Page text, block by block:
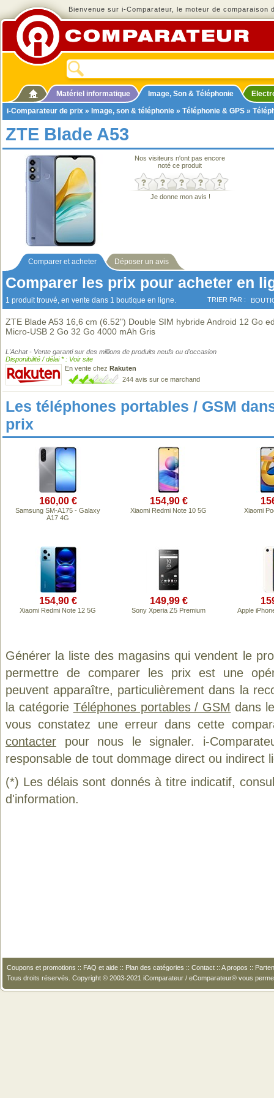
Bienvenue sur i-Comparateur, le moteur de comparaison
Matériel informatique Image, Son & Téléphonie
i-Comparateur de prix » Image, son & téléphonie » Téléphonie & GPS »
ZTE Blade A53
Nos visiteurs n'ont pas encore
noté ce produit
Je donne mon avis !
Comparer et acheter Déposer un avis
Comparer les prix pour acheter en
1 produit trouvé, en vente dans 1 boutique en ligne. TRIER PAR :
ZTE Blade A53 16,6 cm (6.52") Double SIM hybride Android 12 Go
Micro-USB 2 Go 32 Go 4000 mAh Gris
L'Achat - Vente garanti sur des millions de produits neufs ou d'occasion
Disponibilité / délai * : Voir site
En vente chez Rakuten
244 avis sur ce marchand
Les téléphones portables / GSM
prix
160,00 €
Samsung SM-A175 - Galaxy
A17 4G
154,90 €
Xiaomi Redmi Note 10 5G Xiaomi
154,90 €
Xiaomi Redmi Note 12 5G
149,99 €
Sony Xperia Z5 Premium Apple
Générer la liste des magasins qui vendent le
permettre de comparer les prix est une
peuvent apparaître, particulièrement dans la
la catégorie Téléphones portables / GSM dans
vous constatez une erreur dans cette
contacter pour nous le signaler. i-
responsable de tout dommage direct ou indirect
(*) Les délais sont donnés à titre indicatif,
d'information.
Coupons et promotions :: FAQ et aide :: Plan des catégories :: Contact :: A propos ::
Tous droits réservés. Copyright © 2003-2021 iComparateur / eComparateur® vous